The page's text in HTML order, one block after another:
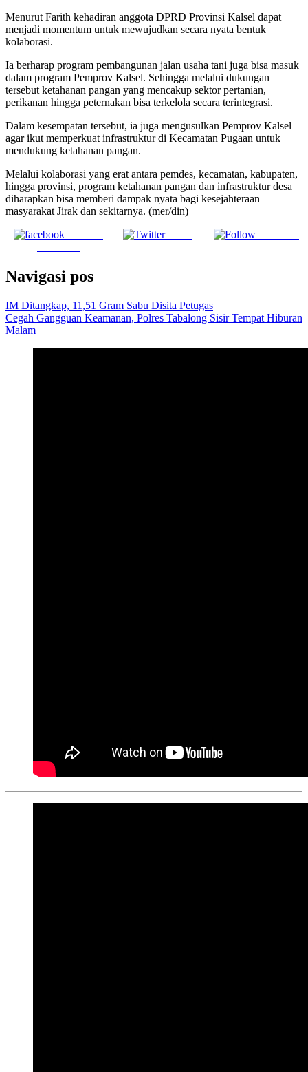
Menurut Farith kehadiran anggota DPRD Provinsi Kalsel dapat
menjadi momentum untuk mewujudkan secara nyata bentuk
kolaborasi.
Ia berharap program pembangunan jalan usaha tani juga bisa masuk
dalam program Pemprov Kalsel. Sehingga melalui dukungan
tersebut ketahanan pangan yang mencakup sektor pertanian,
perikanan hingga peternakan bisa terkelola secara terintegrasi.
Dalam kesempatan tersebut, ia juga mengusulkan Pemprov Kalsel
agar ikut memperkuat infrastruktur di Kecamatan Pugaan untuk
mendukung ketahanan pangan.
Melalui kolaborasi yang erat antara pemdes, kecamatan, kabupaten,
hingga provinsi, program ketahanan pangan dan infrastruktur desa
diharapkan bisa memberi dampak nyata bagi kesejahteraan
masyarakat Jirak dan sekitarnya. (mer/din)
Tweet
Navigasi pos
IM Ditangkap, 11,51 Gram Sabu Disita Petugas
Cegah Gangguan Keamanan, Polres Tabalong Sisir Tempat Hiburan
Malam